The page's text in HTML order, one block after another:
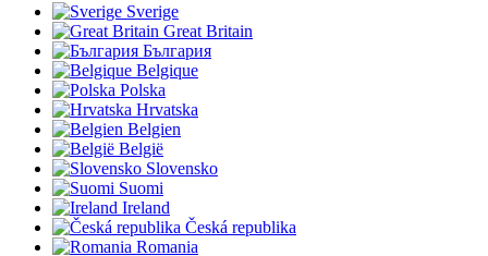
Sverige
Great Britain
България
Belgique
Polska
Hrvatska
Belgien
België
Slovensko
Suomi
Ireland
Česká republika
Romania